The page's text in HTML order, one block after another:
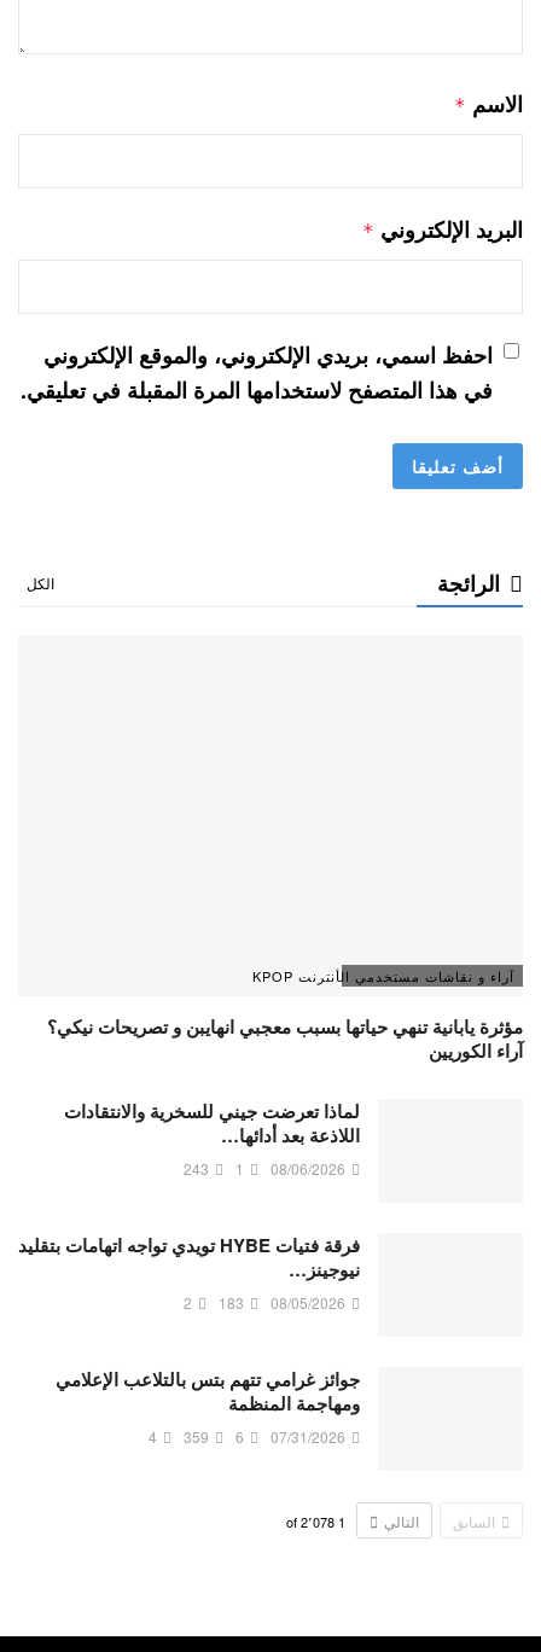
الاسم *
البريد الإلكتروني *
احفظ اسمي، بريدي الإلكتروني، والموقع الإلكتروني
في هذا المتصفح لاستخدامها المرة المقبلة في تعليقي.
الرائجة الكل
آراء و نقاشات مستخدمي الأنترنت KPOP
مؤثرة يابانية تنهي حياتها بسبب معجبي انهايبن و تصريحات نيكي؟
آراء الكوريين
لماذا تعرضت جيني للسخرية والانتقادات
اللاذعة بعد أدائها…
08/06/2026
1
243
فرقة فتيات HYBE تويدي تواجه اتهامات بتقليد
نيوجينز…
08/05/2026
183
2
جوائز غرامي تتهم بتس بالتلاعب الإعلامي
ومهاجمة المنظمة
07/31/2026
6
359
4
السابق التالي 1 2٬078